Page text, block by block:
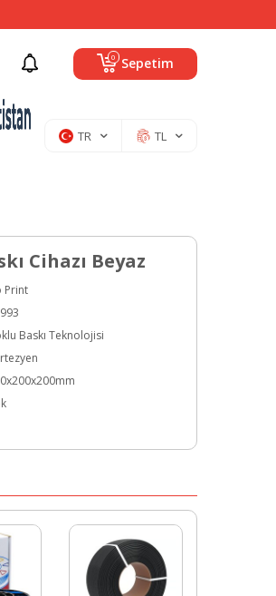
0 Sepetim
TR TL
Cihazı Beyaz
Print
Baskı Teknolojisi